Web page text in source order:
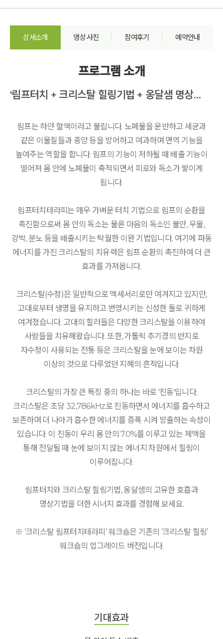
상세소개 영상·사진 참여후기 예약안내
프로그램 소개
'림프터치 + 크리스탈 힐링기법 + 옹달샘 명상기법'
림프는 하얀 혈액이라고 불립니다. 노폐물을 운반하고 세균과
같은 이물질들과 종양 등을 방어하고 여과하며 면역 기능을
높여주는 역할을 합니다. 림프의 기능이 저하될 때 배출 기능이
떨어져 몸 안에 노폐물이 축적되면서 피로와 독소가 쌓이게
됩니다.
림프터치테라피는 매우 가벼운 터치 기법으로 림프의 순환을
촉진함으로써 몸 안의 독소는 물론 마음의 독소인 불안, 우울,
강박, 분노 등을 배출시키는 탁월한 이완 기법입니다. 여기에 파동
에너지를 가진 크리스탈의 치유력은 림프 순환의 촉진하여 더 큰
효과를 가져옵니다.
크리스탈(수정)은 일반적으로 액세서리로만 여겨지고 있지만,
고대로부터 생명을 유지하고 번영시키는 신성한 돌로 귀하게
여겨졌습니다. 고대의 힐러들은 다양한 크리스탈을 이용하여
사람들을 치유해왔습니다. 또한, 가톨릭 추기경의 반지로
자수정이 사용되는 전통 등은 크리스탈을 눈에 보이는 차원
이상의 것으로 다루었던 지혜의 흔적입니다.
크리스탈의 가장 큰 특징 중의 하나는 바로 '진동'입니다.
크리스탈은 초당 32,786kHz로 진동하면서 에너지를 흡수하고
보존하며 더 나아가 흡수한 에너지를 증폭 시켜 방출하는 속성이
있습니다. 이 진동이 우리 몸 안의 70%를 이루고 있는 체액을
통해 전달될 때 눈에 보이지 않는 에너지 차원에서 힐링이
이루어집니다.
림프터치와 크리스탈 힐링기법, 옹달샘의 고유한 호흡과
명상기법을 더한 시너지 효과를 경험해 보세요.
※ ‘크리스탈 림프터치테라피’ 워크숍은 기존의 ‘크리스탈 힐링’
워크숍의 업그레이드 버전입니다.
기대효과